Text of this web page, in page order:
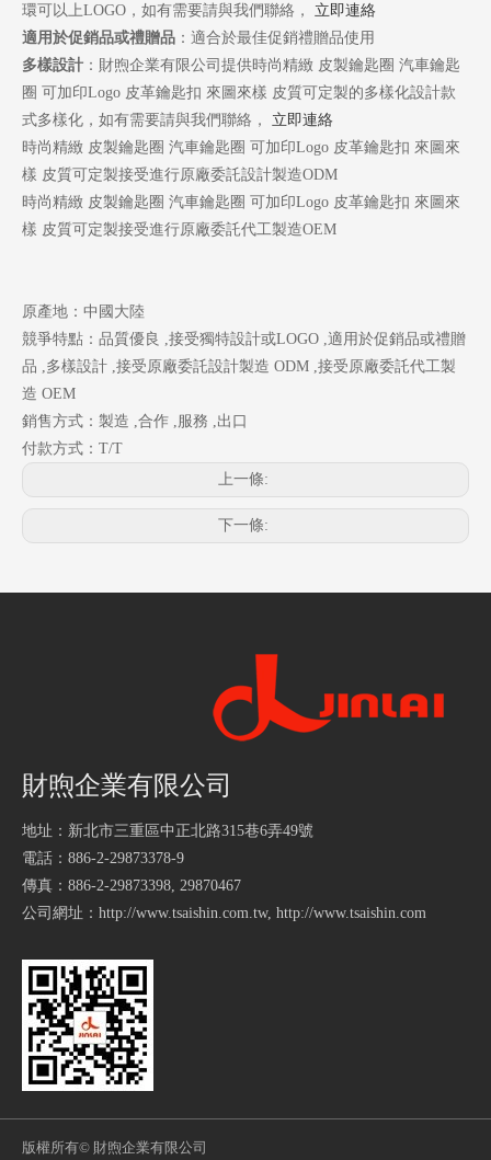
環可以上LOGO，如有需要請與我們聯絡， 立即連絡
適用於促銷品或禮贈品 ：適合於最佳促銷禮贈品使用
多樣設計 ：財煦企業有限公司提供時尚精緻 皮製鑰匙圈 汽車鑰匙
圈 可加印Logo 皮革鑰匙扣 來圖來樣 皮質可定製的多樣化設計款
式多樣化，如有需要請與我們聯絡， 立即連絡
時尚精緻 皮製鑰匙圈 汽車鑰匙圈 可加印Logo 皮革鑰匙扣 來圖來
樣 皮質可定製接受進行原廠委託設計製造ODM
時尚精緻 皮製鑰匙圈 汽車鑰匙圈 可加印Logo 皮革鑰匙扣 來圖來
樣 皮質可定製接受進行原廠委託代工製造OEM
原產地：中國大陸
競爭特點：品質優良 ,接受獨特設計或LOGO ,適用於促銷品或禮贈
品 ,多樣設計 ,接受原廠委託設計製造 ODM ,接受原廠委託代工製
造 OEM
銷售方式：製造 ,合作 ,服務 ,出口
付款方式：T/T
上一條:
下一條:
財煦企業有限公司
地址：新北市三重區中正北路315巷6弄49號
電話：886-2-29873378-9
傳真：886-2-29873398, 29870467
公司網址： http://www.tsaishin.com.tw, http://www.tsaishin.com
版權所有© 財煦企業有限公司